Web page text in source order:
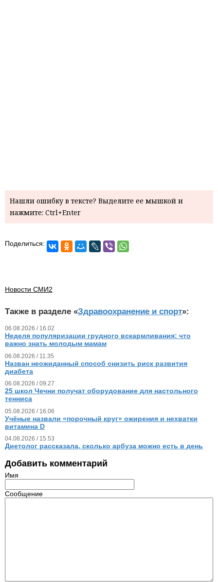
Нашли ошибку в тексте? Выделите ее мышкой и
нажмите: Ctrl+Enter
Поделиться:
Новости СМИ2
Также в разделе «Здравоохранение и спорт»:
06.08.2026 / 16.02
Неделя популяризации грудного вскармливания: что
важно знать молодым мамам
06.08.2026 / 11.35
Назван неожиданный способ снизить риск развития
диабета
06.08.2026 / 09.27
25 школ Чечни получат оборудование для настольного
тенниса
05.08.2026 / 16.06
Учёные назвали «порочный круг» ожирения и нехватки
витамина D
04.08.2026 / 15.53
Диетолог рассказала, сколько арбуза можно есть в день
Добавить комментарий
Имя
Сообщение